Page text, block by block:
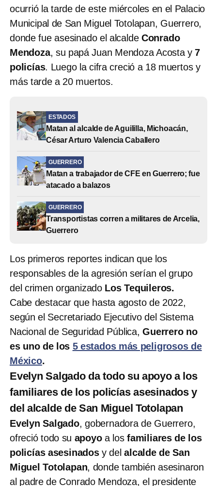
ocurrió la tarde de este miércoles en el Palacio
Municipal de San Miguel Totolapan, Guerrero,
donde fue asesinado el alcalde Conrado
Mendoza, su papá Juan Mendoza Acosta y7
policías. Luego la cifra creció a 18 muertos y
más tarde a 20 muertos.
ESTADOS
Matan al alcalde de Aguililla, Michoacán,
César Arturo Valencia Caballero
GUERRERO
Matan a trabajador de CFE en Guerrero; fue
atacado a balazos
GUERRERO
Transportistas corren a militares de Arcelia,
Guerrero
Los primeros reportes indican que los
responsables de la agresión serían el grupo
del crimen organizado Los Tequileros.
Cabe destacar que hasta agosto de 2022,
según el Secretariado Ejecutivo del Sistema
Nacional de Seguridad Pública,Guerrero no
es uno de los 5 estados más peligrosos de
México.
Evelyn Salgado da todo su apoyo a los
familiares de los policías asesinados y
del alcalde de San Miguel Totolapan
Evelyn Salgado, gobernadora de Guerrero,
ofreció todo su apoyoa losfamiliares de los
policías asesinadosy del alcalde de San
Miguel Totolapan, donde también asesinaron
al padre de Conrado Mendoza, el presidente